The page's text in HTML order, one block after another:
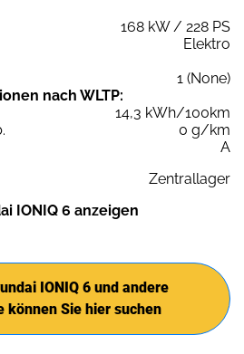
168 kW / 228 PS
Elektro
1 (None)
nach WLTP:
14,3 kWh/100km
0 g/km
A
Zentrallager
IONIQ 6 anzeigen
IONIQ 6 und andere
können Sie hier suchen